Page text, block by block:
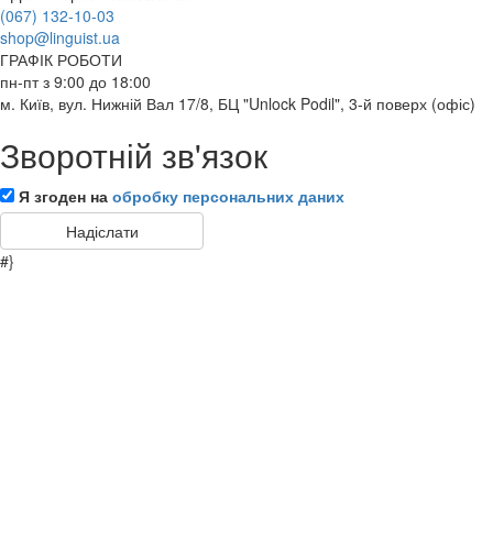
(067) 132-10-03
shop@linguist.ua
ГРАФІК РОБОТИ
пн-пт з 9:00 до 18:00
м. Київ, вул. Нижній Вал 17/8, БЦ "Unlock Podil", 3-й поверх (офіс)
Зворотній зв'язок
Я згоден на обробку персональних даних
#}